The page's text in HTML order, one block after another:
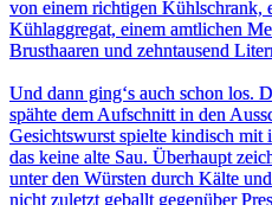
von einem richtigen Kühlschrank,
Kühlaggregat, einem amtlichen
Brusthaaren und zehntausend
Und dann ging‘s auch schon los.
spähte dem Aufschnitt in den
Gesichtswurst spielte kindisch mit
das keine alte Sau. Überhaupt
unter den Würsten durch Kälte
nicht zuletzt geballt gegenüber